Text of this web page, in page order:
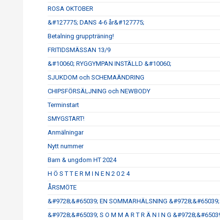
ROSA OKTOBER
&#127775; DANS 4-6 år&#127775;
Betalning gruppträning!
FRITIDSMÄSSAN 13/9
&#10060; RYGGYMPAN INSTÄLLD &#10060;
SJUKDOM och SCHEMAÄNDRING
CHIPSFÖRSÄLJNING och NEWBODY
Terminstart
SMYGSTART!
Anmälningar
Nytt nummer
Barn & ungdom HT 2024
H Ö S T T E R M I N E N 2 0 2 4
ÅRSMÖTE
&#9728;&#65039; EN SOMMARHÄLSNING &#9728;&#65039;
&#9728;&#65039; S O M M A R T R Ä N I N G